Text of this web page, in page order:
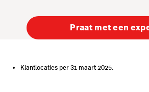
Praat met een
Klantlocaties per 31 maart 2025.